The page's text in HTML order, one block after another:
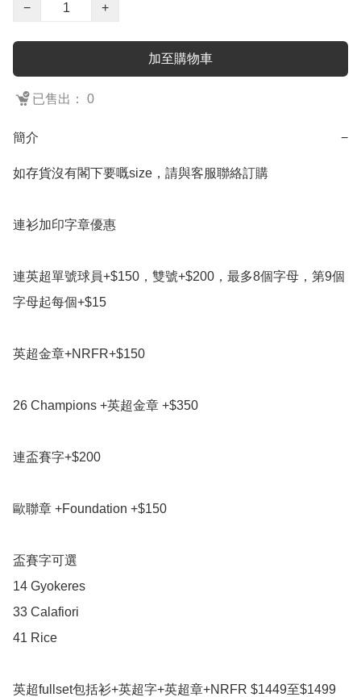
−
+
加至購物車
已售出： 0
簡介 −
如存貨沒有閣下要嘅size，請與客服聯絡訂購
連衫加印字章優惠
連英超單號球員+$150，雙號+$200，最多8個字母，第9個
字母起每個+$15
英超金章+NRFR+$150
26 Champions +英超金章 +$350
連盃賽字+$200
歐聯章 +Foundation +$150
盃賽字可選
14 Gyokeres
33 Calafiori
41 Rice
英超fullset包括衫+英超字+英超章+NRFR $1449至$1499